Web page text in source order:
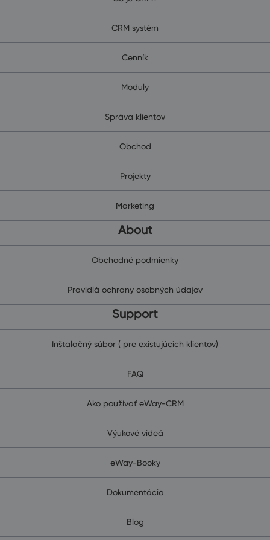
CRM systém
Cenník
Moduly
Správa klientov
Obchod
Projekty
Marketing
About
Obchodné podmienky
Pravidlá ochrany osobných údajov
Support
Inštalačný súbor ( pre existujúcich klientov)
FAQ
Ako používať eWay-CRM
Výukové videá
eWay-Booky
Dokumentácia
Blog